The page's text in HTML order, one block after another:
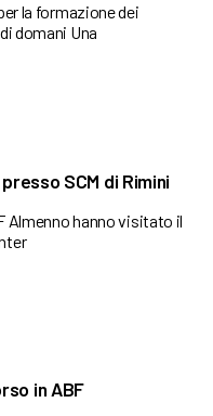
la formazione dei
domani Una
SCM di Rimini
Almenno hanno visitato il
in ABF